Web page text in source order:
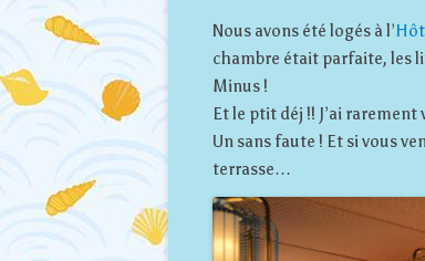
Nous avons été logés à l’
chambre était parfaite, les
Minus !
Et le ptit déj !! J’ai
Un sans faute ! Et si vous
terrasse…